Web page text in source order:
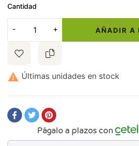
Cantidad
AÑADIR A
 Últimas unidades en stock
Págalo a plazos con